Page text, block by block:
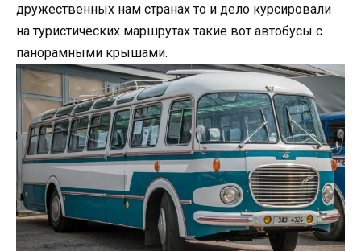
дружественных нам странах то и дело курсировали
на туристических маршрутах такие вот автобусы с
панорамными крышами.